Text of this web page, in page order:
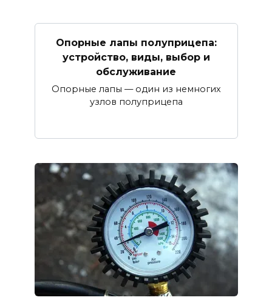
Опорные лапы полуприцепа:
устройство, виды, выбор и
обслуживание
Опорные лапы — один из немногих
узлов полуприцепа